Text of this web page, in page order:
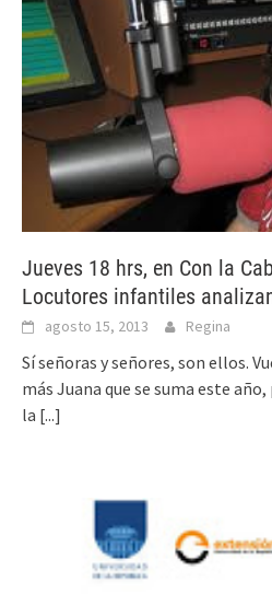
Jueves 18 hrs, en Con la
Locutores infantiles
agosto 15, 2013 Regina
Sí señoras y señores, son ellos.
más Juana que se suma este
la [...]